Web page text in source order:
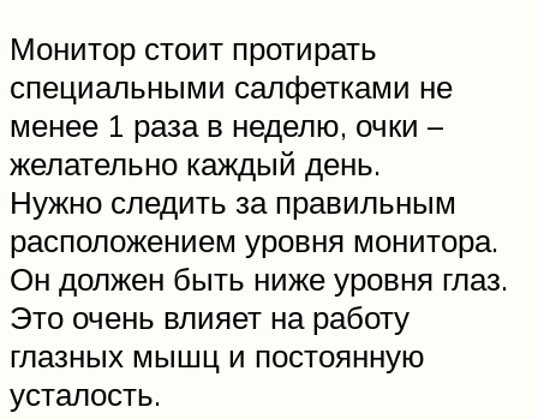
Монитор стоит протирать
специальными салфетками не
менее 1 раза в неделю, очки –
желательно каждый день.
Нужно следить за правильным
расположением уровня монитора.
Он должен быть ниже уровня глаз.
Это очень влияет на работу
глазных мышц и постоянную
усталость.